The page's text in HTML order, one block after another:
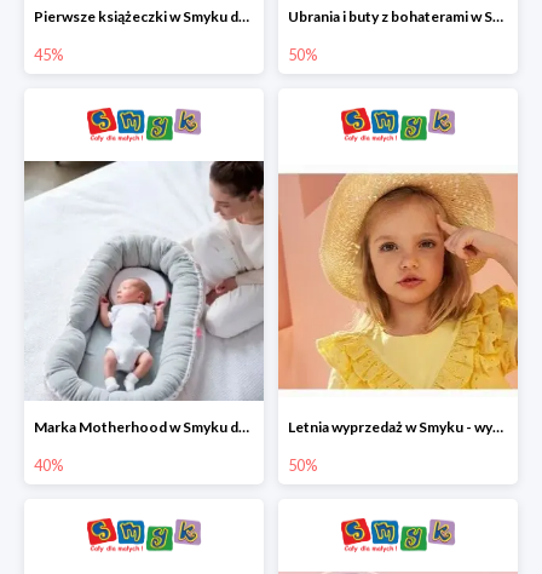
Pierwsze książeczki w Smyku do -45%
45%
Ubrania i buty z bohaterami w Smyku do -50%
50%
Marka Motherhood w Smyku do -40%
40%
Letnia wyprzedaż w Smyku - wybrane ubrania i buty do -50%
50%